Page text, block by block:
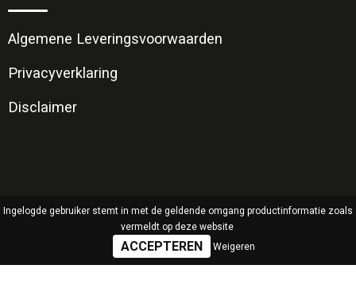
Algemene Leveringsvoorwaarden
Privacyverklaring
Disclaimer
Ingelogde gebruiker stemt in met de geldende omgang productinformatie zoals
vermeldt op deze website
Weigeren